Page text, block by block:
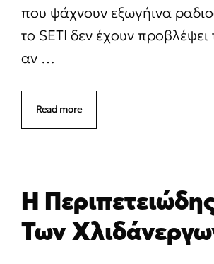
που ψάχνουν εξωγήινα
το SETI δεν έχουν προβλέψει
αν …
Read more
Η
Των